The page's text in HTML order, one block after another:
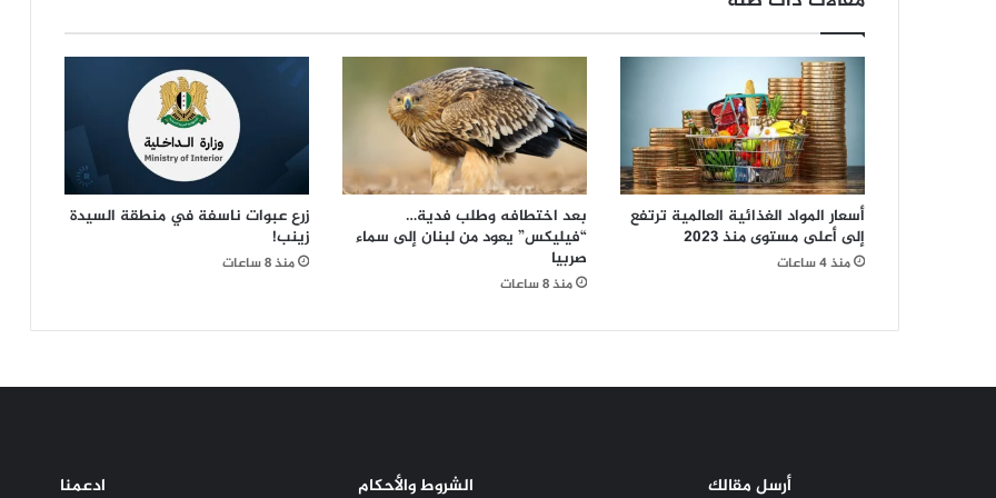
بيع
مباشرة
جديدة
في
أطراف...
العرقوب
مش
هامش"
أسعار المواد الغذائية العالمية ترتفع
إلى أعلى مستوى منذ 2023
منذ 4 ساعات
بعد اختطافه وطلب فدية…
“فيليكس” يعود من لبنان إلى سماء
صربيا
منذ 8 ساعات
زرع عبوات ناسفة في منطقة السيدة
زينب!
منذ 8 ساعات
أرسل مقالك الشروط والأحكام ادعمنا